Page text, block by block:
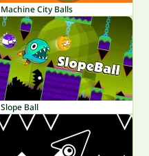
Machine City Balls
Slope Ball